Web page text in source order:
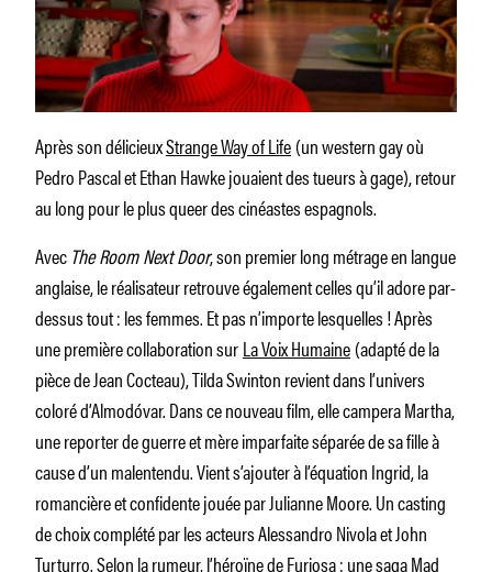
Après son délicieuxStrange Way of Life(un western gay où
Pedro Pascal et Ethan Hawke jouaient des tueurs à gage), retour
au long pour le plus queer des cinéastes espagnols.
Avec The Room Next Door, son premier long métrage en langue
anglaise, le réalisateur retrouve également celles qu’il adore par-
dessus tout : les femmes. Et pas n’importe lesquelles ! Après
une première collaboration surLa Voix Humaine(adapté de la
pièce de Jean Cocteau), Tilda Swinton revient dans l’univers
coloré d’Almodóvar. Dans ce nouveau film, elle campera Martha,
une reporter de guerre et mère imparfaite séparée de sa fille à
cause d’un malentendu. Vient s’ajouter à l’équation Ingrid, la
romancière et confidente jouée par Julianne Moore. Un casting
de choix complété par les acteurs Alessandro Nivola et John
Turturro. Selon la rumeur, l’héroïne deFuriosa : une saga Mad